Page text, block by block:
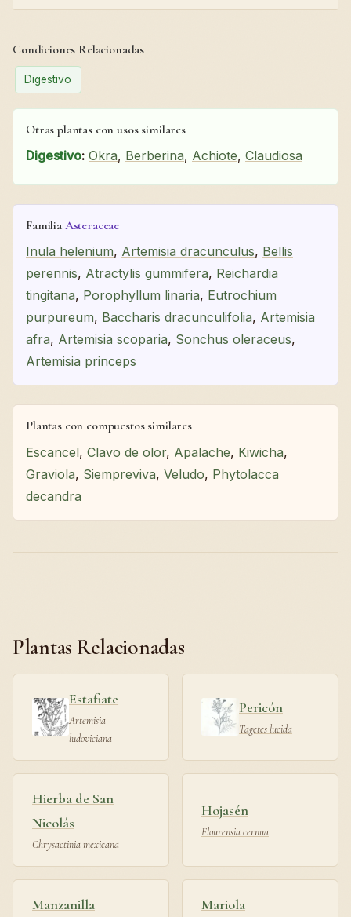
Condiciones Relacionadas
Digestivo
Otras plantas con usos similares
Digestivo: Okra, Berberina, Achiote, Claudiosa
Familia Asteraceae
Inula helenium, Artemisia dracunculus, Bellis
perennis, Atractylis gummifera, Reichardia
tingitana, Porophyllum linaria, Eutrochium
purpureum, Baccharis dracunculifolia, Artemisia
afra, Artemisia scoparia, Sonchus oleraceus,
Artemisia princeps
Plantas con compuestos similares
Escancel, Clavo de olor, Apalache, Kiwicha,
Graviola, Siempreviva, Veludo, Phytolacca
decandra
Plantas Relacionadas
Estafiate
Artemisia
ludoviciana
Pericón
Tagetes lucida
Hierba de San
Nicolás
Chrysactinia mexicana
Hojasén
Flourensia cernua
Manzanilla Mariola